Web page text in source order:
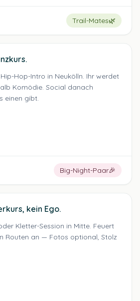
Trail-Mates🌿
Hop-Intro in Neukölln. Ihr werdet
Komödie. Social danach
einen gibt.
Big-Night-Paar🎉
kein Ego.
Kletter-Session in Mitte. Feuert
Routen an — Fotos optional, Stolz